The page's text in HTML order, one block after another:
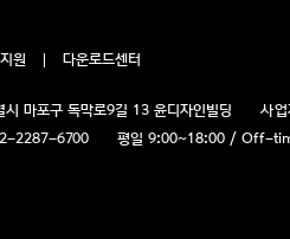
원 다운로드센터
시 마포구 독막로9길 13 윤디자인빌딩 사업
2287-6700 평일 9:00~18:00 / Off-